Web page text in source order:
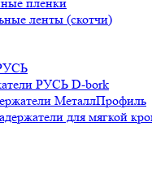
ленты (скотчи)
РУСЬ D-bork
МеталлПрофиль
для мягкой